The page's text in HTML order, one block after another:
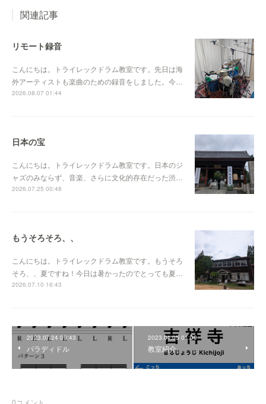
関連記事
リモート録音
こんにちは。トライレックドラム教室です。先日は海
外アーティストも楽曲のための録音をしました。今…
2026.08.07 01:44
日本の宝
こんにちは。トライレックドラム教室です。日本のジ
ャズのみならず、音楽、さらに文化的存在だった渋…
2026.07.25 00:48
もうそろそろ、、
こんにちは。トライレックドラム教室です。もうそろ
そろ、、夏ですね！今日は暑かったのでとっても夏…
2026.07.10 16:43
2023.07.24 09:43
パラディドル
2023.04.05 01:09
教室紹介
0コメント